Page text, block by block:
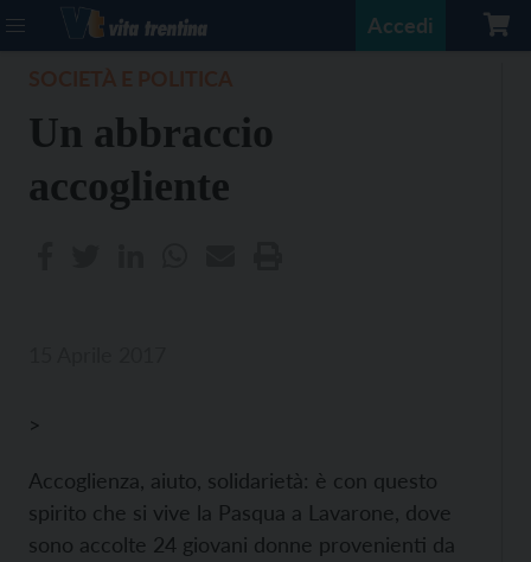
Accedi
Un abbraccio
accogliente
>
Accoglienza, aiuto, solidarietà: è con questo
spirito che si vive la Pasqua a Lavarone, dove
sono accolte 24 giovani donne provenienti da